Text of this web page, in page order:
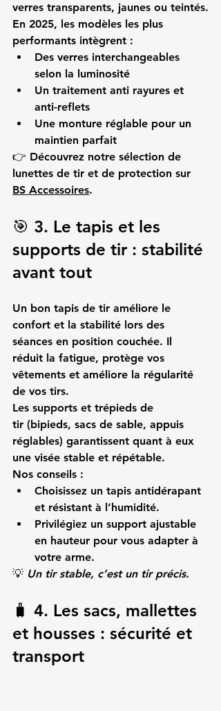
verres transparents, jaunes ou teintés.
En 2025, les modèles les plus
performants intègrent :
Des verres interchangeables
selon la luminosité
Un traitement anti rayures et
anti-reflets
Une monture réglable pour un
maintien parfait
👉 Découvrez notre sélection de
lunettes de tir et de protection sur
BS Accessoires.
🎯 3. Le tapis et les
supports de tir : stabilité
avant tout
Un bon tapis de tir améliore le
confort et la stabilité lors des
séances en position couchée. Il
réduit la fatigue, protège vos
vêtements et améliore la régularité
de vos tirs.
Les supports et trépieds de
tir (bipieds, sacs de sable, appuis
réglables) garantissent quant à eux
une visée stable et répétable.
Nos conseils :
Choisissez un tapis antidérapant
et résistant à l’humidité.
Privilégiez un support ajustable
en hauteur pour vous adapter à
votre arme.
💡 Un tir stable, c’est un tir précis.
🧳 4. Les sacs, mallettes
et housses : sécurité et
transport